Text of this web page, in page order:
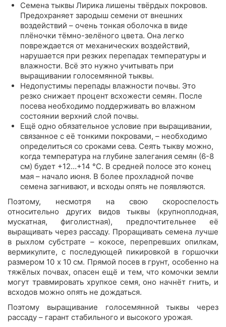
Семена тыквы Лирика лишены твёрдых покровов.
Предохраняет зародыш семени от внешних
воздействий – очень тонкая оболочка в виде
плёночки тёмно-зелёного цвета. Она легко
повреждается от механических воздействий,
нарушается при резких перепадах температуры и
влажности. Всё это нужно учитывать при
выращивании голосемянной тыквы.
Недопустимы перепады влажности почвы. Это
резко снижает процент всхожести семян. После
посева необходимо поддерживать во влажном
состоянии верхний слой почвы.
Ещё одно обязательное условие при выращивании,
связанное с её тонкими покровами, – необходимо
определиться со сроками сева. Сеять тыкву можно,
когда температура на глубине залегания семян (6-8
см) будет +12…+14 °С. В средней полосе это конец
мая – начало июня. В более прохладной почве
семена загнивают, и всходы опять не появляются.
Поэтому, несмотря на свою скороспелость
относительно других видов тыквы (крупноплодная,
мускатная, фиголистная), предпочтительнее её
выращивать через рассаду. Проращивать семена лучше
в рыхлом субстрате – кокосе, перепревших опилкам,
вермикулите, с последующей пикировкой в горшочки
размером 10 х 10 см. Прямой посев в грунт, особенно на
тяжёлых почвах, опасен ещё и тем, что комочки земли
могут травмировать хрупкое семя, оно начнёт гнить, и
всходов можно опять не дождаться.
Поэтому выращивание голосемянной тыквы через
рассаду – гарант стабильного и высокого урожая.